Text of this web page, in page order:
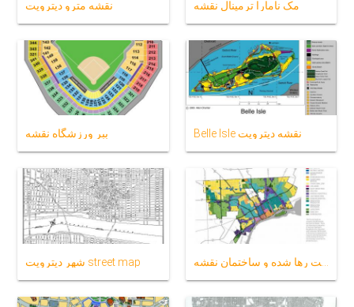
نقشه مترو دیترویت مک نامارا ترمینال نقشه
ببر ورزشگاه نقشه Belle Isle نقشه دیترویت
شهر دیترویت street map دیترویت رها شده و ساختمان نقشه